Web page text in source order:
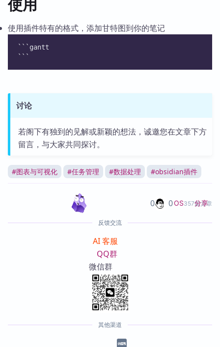
使用
使用插件特有的格式，添加甘特图到你的笔记
```gantt
```
讨论
若阁下有独到的见解或新颖的想法，诚邀您在文章下方
留言，与大家共同探讨。
#图表与可视化 #任务管理 #数据处理 #obsidian插件
OS357篇文章
0 0 分享
反馈交流
AI 客服
QQ群
微信群
其他渠道